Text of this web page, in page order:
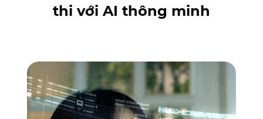
thi với AI thông minh